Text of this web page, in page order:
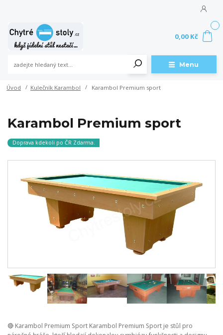
Menu
0,00 Kč
Úvod Kulečník Karambol Karambol Premium sport
Karambol Premium sport
Doprava kdekoli po ČR Zdarma.
🔴 Karambol Premium Sport Karambol Premium Sport je stůl pro